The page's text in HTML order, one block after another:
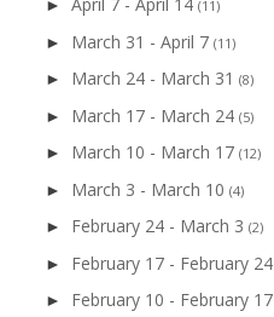
► (11)
► March 31 - April 7 (11)
► March 24 - March 31 (8)
► March 17 - March 24 (5)
► March 10 - March 17 (12)
► March 3 - March 10 (4)
► February 24 - March 3 (2)
► February 17 - February 24
► February 10 - February 17